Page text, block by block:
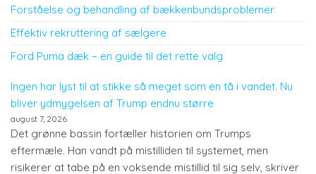
Forståelse og behandling af bækkenbundsproblemer
Effektiv rekruttering af sælgere
Ford Puma dæk – en guide til det rette valg
Ingen har lyst til at stikke så meget som en tå i vandet. Nu
bliver ydmygelsen af Trump endnu større
august 7, 2026
Det grønne bassin fortæller historien om Trumps
eftermæle. Han vandt på mistilliden til systemet, men
risikerer at tabe på en voksende mistillid til sig selv, skriver